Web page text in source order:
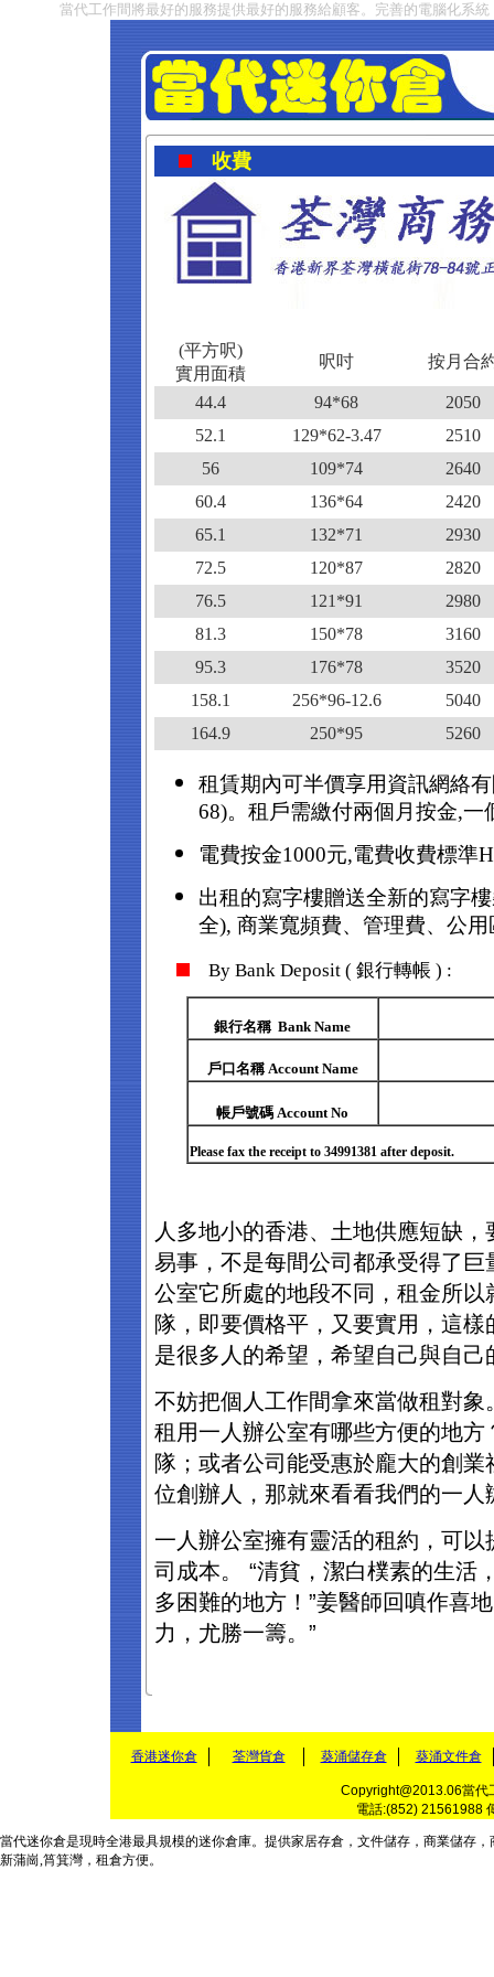
當代工作間將最好的服務提供最好的服務給顧客。完善的電腦化系
收費
(平方呎)
實用面積
呎吋 按月合
44.4 94*68
2050
52.1
129*62-3.47
2510
56
109*74
2640
60.4
136*64
2420
65.1
132*71
2930
72.5
120*87
2820
76.5
121*91
2980
81.3
150*78
3160
95.3
176*78
3520
158.1
256*96-12.6
5040
164.9
250*95 5260
租賃期內可半價享用資訊網絡
68)。租戶需繳付兩個月按金,
電費按金1000元,電費收費標準
出租的寫字樓贈送全新的寫字
全), 商業寬頻費、管理費、公
By Bank Deposit ( 銀行轉帳 ) :
銀行名稱 Bank Name
戶口名稱 Account Name
帳戶號碼 Account No
Please fax the receipt to 34991381 after deposit.
人多地小的香港、土地供應短缺
易事，不是每間公司都承受得了
公室它所處的地段不同，租金所
隊，即要價格平，又要實用，這
是很多人的希望，希望自己與自己
不妨把個人工作間拿來當做租對
租用一人辦公室有哪些方便的地
隊；或者公司能受惠於龐大的創
位創辦人，那就來看看我們的一人
一人辦公室擁有靈活的租約，可
司成本。 “清貧，潔白樸素的生活
多困難的地方！”姜醫師回嗔作喜
力，尤勝一籌。”
香港迷你倉 荃灣貨倉 葵涌儲存倉 葵涌文件倉
Copyright@2013.06當代
電話:(852) 21561988
當代迷你倉是現時全港最具規模的迷你倉庫。提供家居存倉 ， 文件儲存 ， 商業儲存 ，
新蒲崗,筲箕灣， 租倉方便。